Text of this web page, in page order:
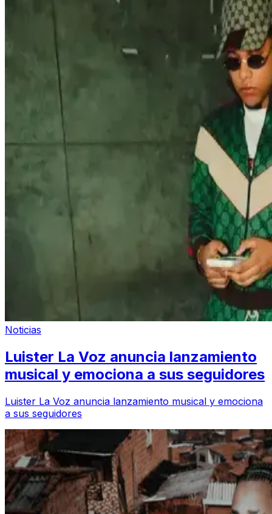
Noticias
Luister La Voz anuncia lanzamiento
musical y emociona a sus seguidores
Luister La Voz anuncia lanzamiento musical y emociona
a sus seguidores